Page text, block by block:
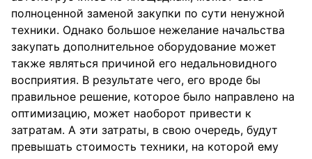
полноценной заменой закупки по сути ненужной
техники. Однако большое нежелание начальства
закупать дополнительное оборудование может
также являться причиной его недальновидного
восприятия. В результате чего, его вроде бы
правильное решение, которое было направлено на
оптимизацию, может наоборот привести к
затратам. А эти затраты, в свою очередь, будут
превышать стоимость техники, на которой ему